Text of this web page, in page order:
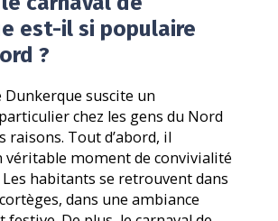
est-il si populaire
?
Dunkerque suscite un
chez les gens du Nord
raisons. Tout d’abord, il
véritable moment de convivialité
habitants se retrouvent dans
dans une ambiance